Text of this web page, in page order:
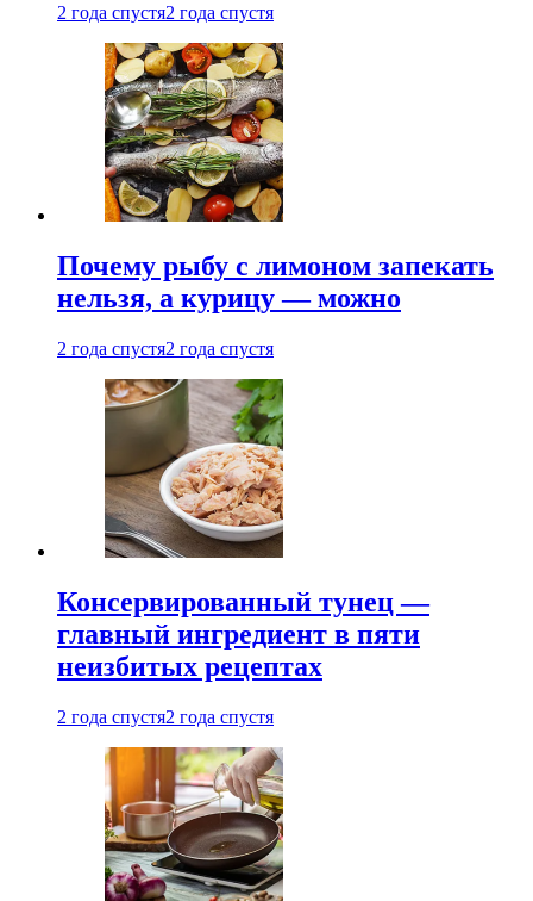
2 года спустя2 года спустя
Почему рыбу с лимоном запекать
нельзя, а курицу — можно
2 года спустя2 года спустя
Консервированный тунец —
главный ингредиент в пяти
неизбитых рецептах
2 года спустя2 года спустя